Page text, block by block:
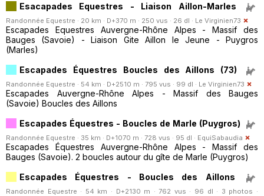
Esacapades Equestres - Liaison Aillon-Marles
Randonnée Equestre · 20 km · D+370 m · 250 vus · 26 dl · Le Virginien73
Escapades Equestres Auvergne-Rhône Alpes - Massif des
Bauges (Savoie) - Liaison Gite Aillon le Jeune - Puygros
(Marles)
Escapades Équestres Boucles des Aillons (73)
Randonnée Equestre · 54 km · D+2510 m · 795 vus · 99 dl · Le Virginien73
Escapades Auvergne-Rhône Alpes - Massif des Bauges
(Savoie) Boucles des Aillons
Escapades Équestres - Boucles de Marle (Puygros)
Randonnée Equestre · 35 km · D+1070 m · 728 vus · 95 dl · EquiSabaudia
Escapades Équestres Auvergne-Rhône Alpes - Massif des
Bauges (Savoie). 2 boucles autour du gîte de Marle (Puygros)
Escapades Équestres - Boucles des Aillons
Randonnée Equestre · 54 km · D+2130 m · 762 vus · 96 dl · 3 photos ·